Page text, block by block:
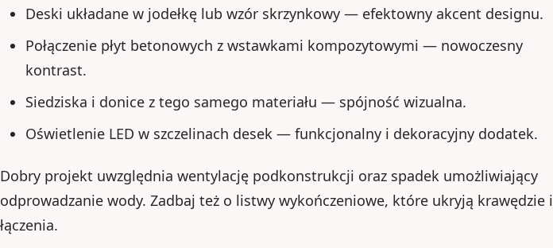
Deski układane w jodełkę lub wzór skrzynkowy — efektowny akcent designu.
Połączenie płyt betonowych z wstawkami kompozytowymi — nowoczesny
kontrast.
Siedziska i donice z tego samego materiału — spójność wizualna.
Oświetlenie LED w szczelinach desek — funkcjonalny i dekoracyjny dodatek.
Dobry projekt uwzględnia wentylację podkonstrukcji oraz spadek umożliwiający
odprowadzanie wody. Zadbaj też o listwy wykończeniowe, które ukryją krawędzie i
łączenia.